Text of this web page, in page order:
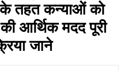
तहत कन्याओं को
की आर्थिक मदद पूरी
जाने